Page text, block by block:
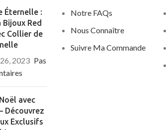
Éternelle :
Bijoux Red
Collier de
2023 Pas
avec
Découvrez
Exclusifs
Notre FAQs
Nous Connaître
Suivre Ma Commande